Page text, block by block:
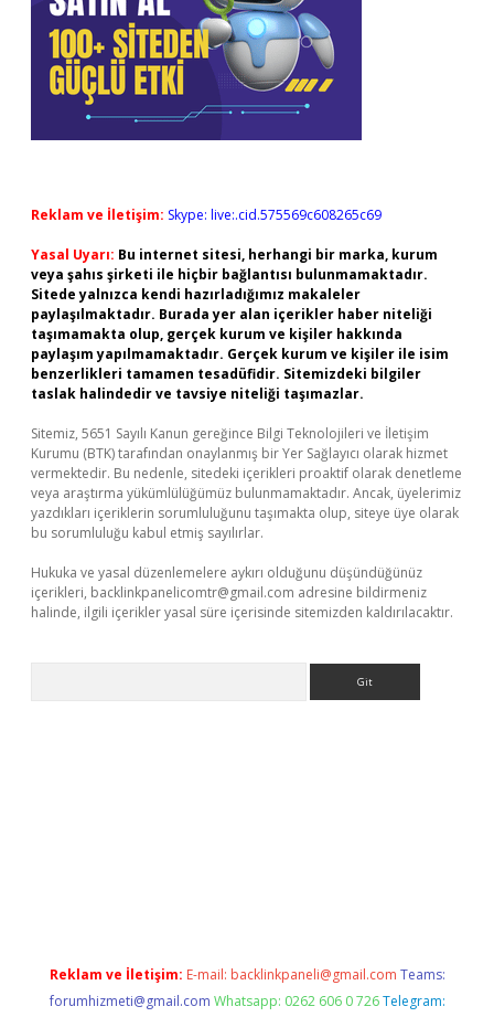
Reklam ve İletişim: Skype: live:.cid.575569c608265c69
Yasal Uyarı: Bu internet sitesi, herhangi bir marka, kurum
veya şahıs şirketi ile hiçbir bağlantısı bulunmamaktadır.
Sitede yalnızca kendi hazırladığımız makaleler
paylaşılmaktadır. Burada yer alan içerikler haber niteliği
taşımamakta olup, gerçek kurum ve kişiler hakkında
paylaşım yapılmamaktadır. Gerçek kurum ve kişiler ile isim
benzerlikleri tamamen tesadüfidir. Sitemizdeki bilgiler
taslak halindedir ve tavsiye niteliği taşımazlar.
Sitemiz, 5651 Sayılı Kanun gereğince Bilgi Teknolojileri ve İletişim
Kurumu (BTK) tarafından onaylanmış bir Yer Sağlayıcı olarak hizmet
vermektedir. Bu nedenle, sitedeki içerikleri proaktif olarak denetleme
veya araştırma yükümlülüğümüz bulunmamaktadır. Ancak, üyelerimiz
yazdıkları içeriklerin sorumluluğunu taşımakta olup, siteye üye olarak
bu sorumluluğu kabul etmiş sayılırlar.
Hukuka ve yasal düzenlemelere aykırı olduğunu düşündüğünüz
içerikleri, backlinkpanelicomtr@gmail.com adresine bildirmeniz
halinde, ilgili içerikler yasal süre içerisinde sitemizden kaldırılacaktır.
Reklam ve İletişim: E-mail: backlinkpaneli@gmail.com Teams:
forumhizmeti@gmail.com Whatsapp: 0262 606 0 726 Telegram: